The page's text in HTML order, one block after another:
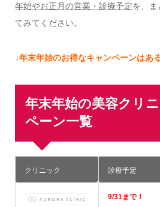
年始やお正月の営業・診療予定を、ま
てみてください。
↓年末年始のお得なキャンペーンはあ
年末年始の美容クリ
ペーン一覧
クリニック 診療予定
9/31まで！